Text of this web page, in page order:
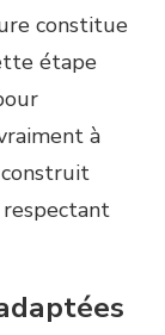
constitue
étape
à